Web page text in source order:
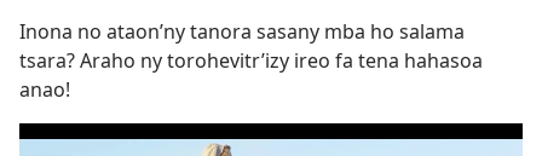
Inona no ataon’ny tanora sasany mba ho salama
tsara? Araho ny torohevitr’izy ireo fa tena hahasoa
anao!